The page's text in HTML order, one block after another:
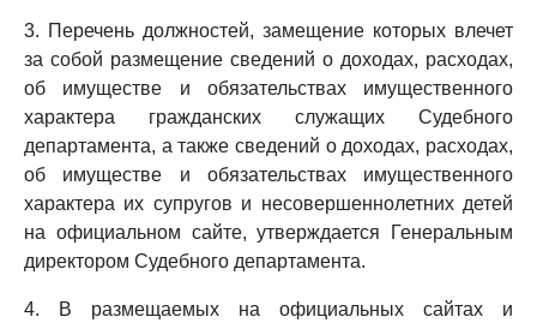
3. Перечень должностей, замещение которых влечет
за собой размещение сведений о доходах, расходах,
об имуществе и обязательствах имущественного
характера гражданских служащих Судебного
департамента, а также сведений о доходах, расходах,
об имуществе и обязательствах имущественного
характера их супругов и несовершеннолетних детей
на официальном сайте, утверждается Генеральным
директором Судебного департамента.
4. В размещаемых на официальных сайтах и